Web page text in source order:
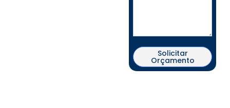
Solicitar
Orçamento